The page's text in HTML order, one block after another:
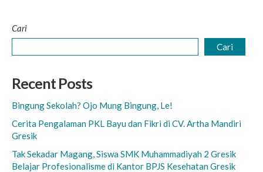
Cari
Cari
Recent Posts
Bingung Sekolah? Ojo Mung Bingung, Le!
Cerita Pengalaman PKL Bayu dan Fikri di CV. Artha Mandiri
Gresik
Tak Sekadar Magang, Siswa SMK Muhammadiyah 2 Gresik
Belajar Profesionalisme di Kantor BPJS Kesehatan Gresik